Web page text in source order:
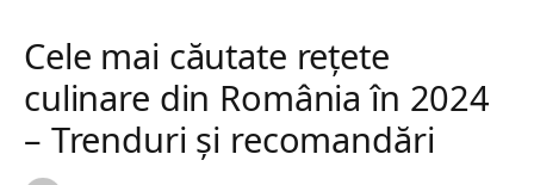
Cele mai căutate rețete
culinare din România în 2024
– Trenduri și recomandări